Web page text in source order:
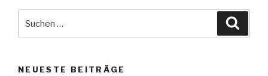
nach:
NEUESTE BEITRÄGE